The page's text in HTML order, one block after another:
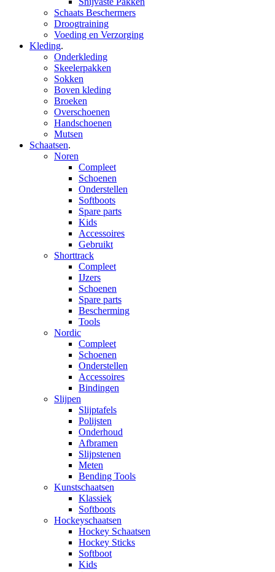
Schaats Beschermers
Droogtraining
Voeding en Verzorging
Kleding.
Onderkleding
Skeelerpakken
Sokken
Boven kleding
Broeken
Overschoenen
Handschoenen
Mutsen
Schaatsen.
Noren
Compleet
Schoenen
Onderstellen
Softboots
Spare parts
Kids
Accessoires
Gebruikt
Shorttrack
Compleet
IJzers
Schoenen
Spare parts
Bescherming
Tools
Nordic
Compleet
Schoenen
Onderstellen
Accessoires
Bindingen
Slijpen
Slijptafels
Polijsten
Onderhoud
Afbramen
Slijpstenen
Meten
Bending Tools
Kunstschaatsen
Klassiek
Softboots
Hockeyschaatsen
Hockey Schaatsen
Hockey Sticks
Softboot
Kids